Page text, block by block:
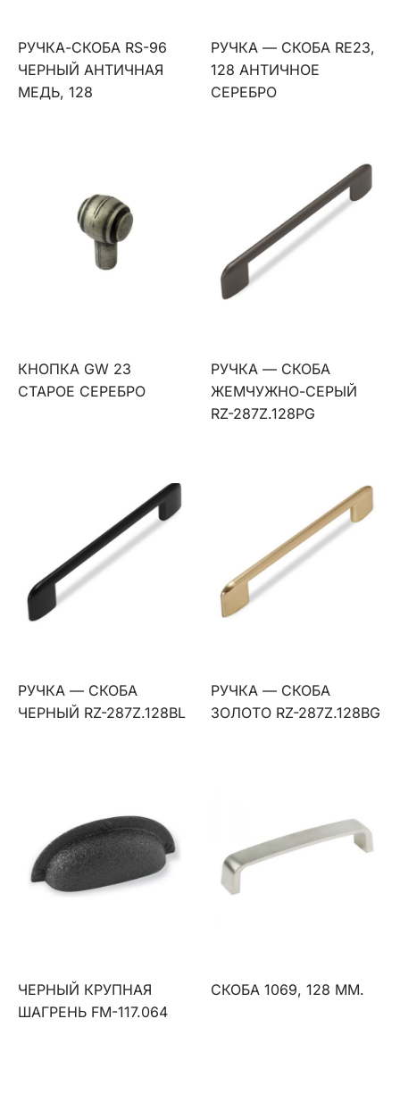
РУЧКА-СКОБА RS-96
ЧЕРНЫЙ АНТИЧНАЯ
МЕДЬ, 128
РУЧКА — СКОБА RE23,
128 АНТИЧНОЕ
СЕРЕБРО
КНОПКА GW 23
СТАРОЕ СЕРЕБРО
РУЧКА — СКОБА
ЖЕМЧУЖНО-СЕРЫЙ
RZ-287Z.128PG
РУЧКА — СКОБА
ЧЕРНЫЙ RZ-287Z.128BL
РУЧКА — СКОБА
ЗОЛОТО RZ-287Z.128BG
ЧЕРНЫЙ КРУПНАЯ
ШАГРЕНЬ FM-117.064
СКОБА 1069, 128 ММ.